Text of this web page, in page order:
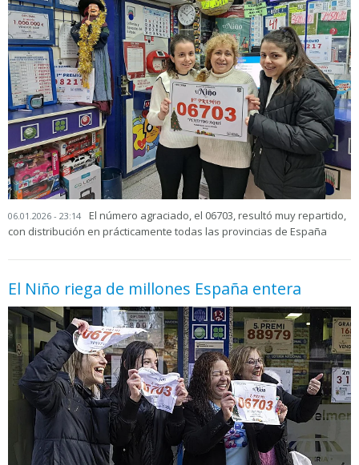
06.01.2026 - 23:14
El número agraciado, el 06703, resultó muy repartido,
con distribución en prácticamente todas las provincias de España
El Niño riega de millones España entera